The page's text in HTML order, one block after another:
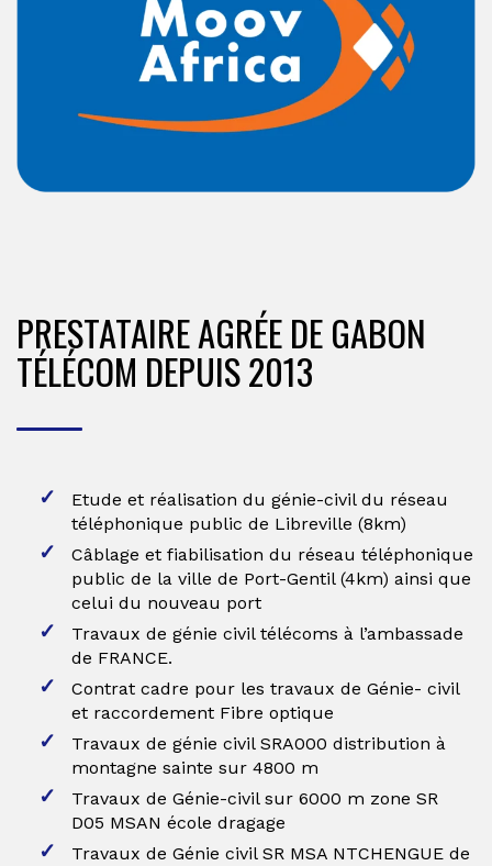
PRESTATAIRE AGRÉE DE GABON
TÉLÉCOM DEPUIS 2013
Etude et réalisation du génie-civil du réseau
téléphonique public de Libreville (8km)
Câblage et fiabilisation du réseau téléphonique
public de la ville de Port-Gentil (4km) ainsi que
celui du nouveau port
Travaux de génie civil télécoms à l’ambassade
de FRANCE.
Contrat cadre pour les travaux de Génie- civil
et raccordement Fibre optique
Travaux de génie civil SRA000 distribution à
montagne sainte sur 4800 m
Travaux de Génie-civil sur 6000 m zone SR
D05 MSAN école dragage
Travaux de Génie civil SR MSA NTCHENGUE de